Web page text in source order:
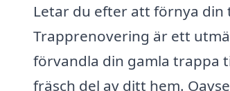
Letar du efter att förnya din
Trapprenovering är ett
förvandla din gamla trappa
fräsch del av ditt hem.